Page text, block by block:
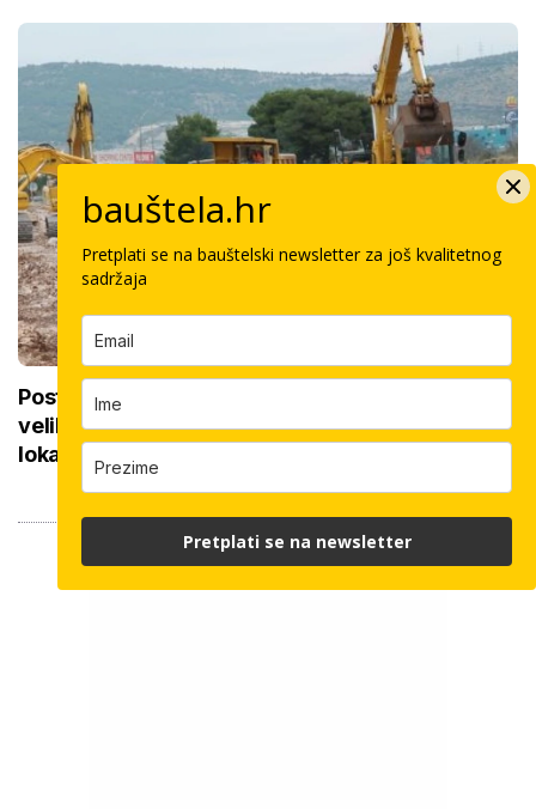
Postavljanje vodovodnih cijevi u okviru sedam
velikih projekata: Iznos 50 milijuna eura, ovo su
lokacije
bauštela.hr
Pretplati se na bauštelski newsletter za još kvalitetnog
sadržaja
Pretplati se na newsletter